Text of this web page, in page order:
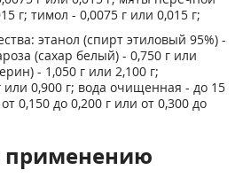
г; тимол - 0,0075 г или 0,015 г;
этанол (спирт этиловый 95%) -
(сахар белый) - 0,750 г или
- 1,050 г или 2,100 г;
или 0,900 г; вода очищенная - до 15
0,150 до 0,200 г или от 0,300 до
применению